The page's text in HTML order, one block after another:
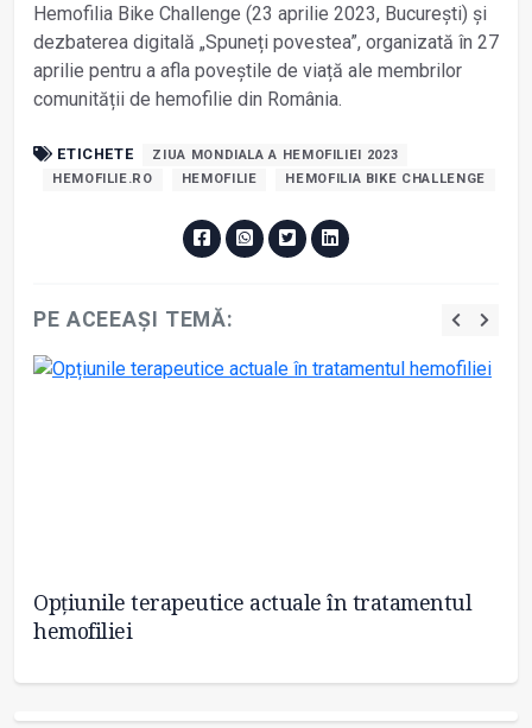
Hemofilia Bike Challenge (23 aprilie 2023, București) și
dezbaterea digitală „Spuneți povestea”, organizată în 27
aprilie pentru a afla poveștile de viață ale membrilor
comunității de hemofilie din România.
ETICHETE
ZIUA MONDIALA A HEMOFILIEI 2023
HEMOFILIE.RO
HEMOFILIE HEMOFILIA BIKE CHALLENGE
PE ACEEAȘI TEMĂ:
Opțiunile terapeutice actuale în tratamentul
hemofiliei